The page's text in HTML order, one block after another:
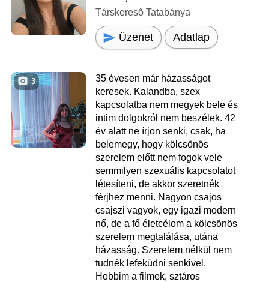
Társkereső Tatabánya
Üzenet Adatlap
3
35 évesen már házasságot
keresek. Kalandba, szex
kapcsolatba nem megyek bele és
intim dolgokról nem beszélek. 42
év alatt ne írjon senki, csak, ha
belemegy, hogy kölcsönös
szerelem előtt nem fogok vele
semmilyen szexuális kapcsolatot
létesíteni, de akkor szeretnék
férjhez menni. Nagyon csajos
csajszi vagyok, egy igazi modern
nő, de a fő életcélom a kölcsönös
szerelem megtalálása, utána
házasság. Szerelem nélkül nem
tudnék lefeküdni senkivel.
Hobbim a filmek, sztáros